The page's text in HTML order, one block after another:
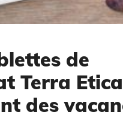
en verre - Hario®
couleurs disponibles
22,90 €de
Terra Etica
des